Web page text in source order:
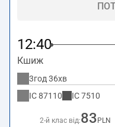
12:40
Кшиж
3год 36хв
IC87110 IC7510
2-й клас від:83 PLN